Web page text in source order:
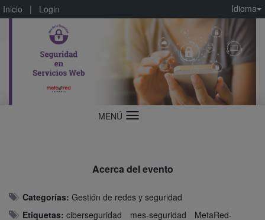
Inicio | Login Idioma
MENÚ Idioma
Acerca del evento
Categorías: Gestión de redes y seguridad
Etiquetas: ciberseguridad mes-seguridad
MetaRed-